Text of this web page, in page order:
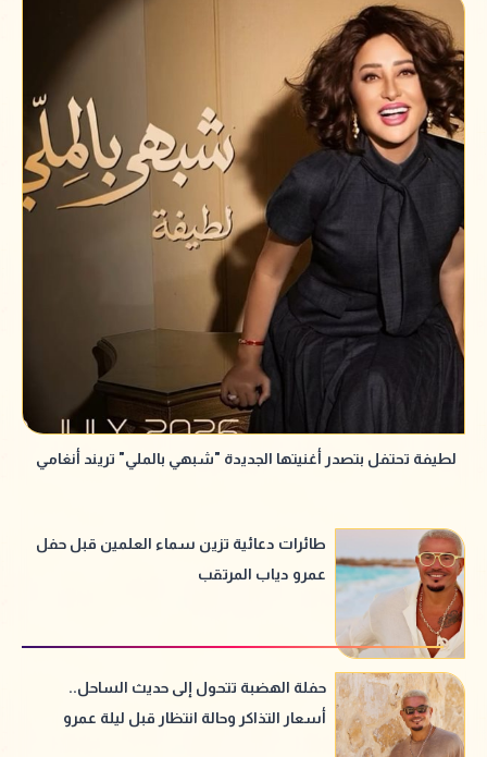
لطيفة تحتفل بتصدر أغنيتها الجديدة "شبهي بالملي" تريند أنغامي
طائرات دعائية تزين سماء العلمين قبل حفل
عمرو دياب المرتقب
حفلة الهضبة تتحول إلى حديث الساحل..
أسعار التذاكر وحالة انتظار قبل ليلة عمرو